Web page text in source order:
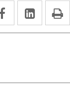
Facebook
Enlace
a
Enlace
a